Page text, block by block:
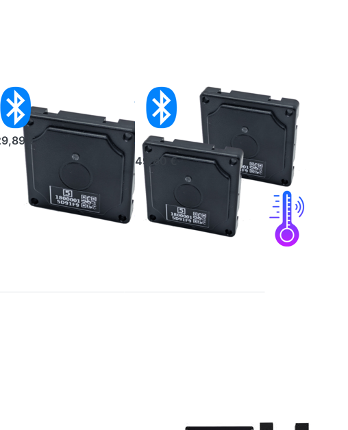
Bluetooth-
€
2x Bluetooth
Temperatur-
Sensor
49,80 €